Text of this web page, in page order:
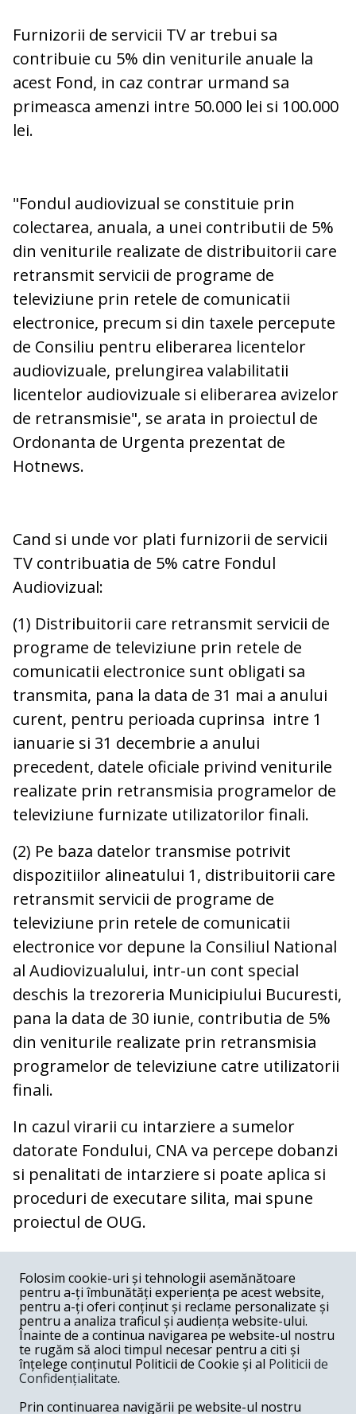
Furnizorii de servicii TV ar trebui sa
contribuie cu 5% din veniturile anuale la
acest Fond, in caz contrar urmand sa
primeasca amenzi intre 50.000 lei si 100.000
lei.
"Fondul audiovizual se constituie prin
colectarea, anuala, a unei contributii de 5%
din veniturile realizate de distribuitorii care
retransmit servicii de programe de
televiziune prin retele de comunicatii
electronice, precum si din taxele percepute
de Consiliu pentru eliberarea licentelor
audiovizuale, prelungirea valabilitatii
licentelor audiovizuale si eliberarea avizelor
de retransmisie", se arata in proiectul de
Ordonanta de Urgenta prezentat de
Hotnews.
Cand si unde vor plati furnizorii de servicii
TV contribuatia de 5% catre Fondul
Audiovizual:
(1) Distribuitorii care retransmit servicii de
programe de televiziune prin retele de
comunicatii electronice sunt obligati sa
transmita, pana la data de 31 mai a anului
curent, pentru perioada cuprinsa intre 1
ianuarie si 31 decembrie a anului
precedent, datele oficiale privind veniturile
realizate prin retransmisia programelor de
televiziune furnizate utilizatorilor finali.
(2) Pe baza datelor transmise potrivit
dispozitiilor alineatului 1, distribuitorii care
retransmit servicii de programe de
televiziune prin retele de comunicatii
electronice vor depune la Consiliul National
al Audiovizualului, intr-un cont special
deschis la trezoreria Municipiului Bucuresti,
pana la data de 30 iunie, contributia de 5%
din veniturile realizate prin retransmisia
programelor de televiziune catre utilizatorii
finali.
In cazul virarii cu intarziere a sumelor
datorate Fondului, CNA va percepe dobanzi
si penalitati de intarziere si poate aplica si
proceduri de executare silita, mai spune
proiectul de OUG.
COMENTARII
Nume
Email
Folosim cookie-uri și tehnologii asemănătoare
pentru a-ți îmbunătăți experiența pe acest website,
pentru a-ți oferi conținut și reclame personalizate și
pentru a analiza traficul și audiența website-ului.
Înainte de a continua navigarea pe website-ul nostru
te rugăm să aloci timpul necesar pentru a citi și
înțelege conținutul Politicii de Cookie și al Politicii de
Confidențialitate.
Prin continuarea navigării pe website-ul nostru